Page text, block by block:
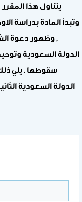
يتناول هذا المقرر
, وظهور دعوة
الدولة السعودية
سقوطها . يلي
الدولة السعودية